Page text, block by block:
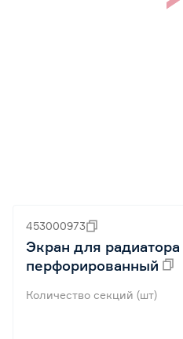
453000973
Экран для
перфорированный
Количество секций (шт)